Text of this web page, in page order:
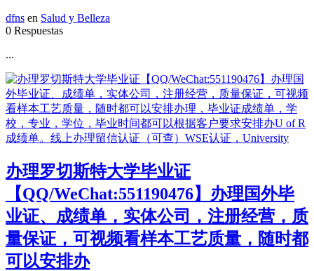
dfns en Salud y Belleza
0 Respuestas
...
办理罗切斯特大学毕业证
【QQ/WeChat:551190476】办理国外毕
业证、成绩单，实体公司，注册经营，质
量保证，可视频看样本工艺质量，随时都
可以安排办